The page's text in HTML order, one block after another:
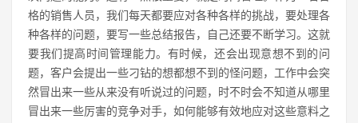
格的销售人员，我们每天都要应对各种各样的挑战，要处理各
种各样的问题，要写一些总结报告，自己还要不断学习。这就
要我们提高时间管理能力。有时候，还会出现意想不到的问
题，客户会提出一些刁钻的想都想不到的怪问题，工作中会突
然冒出来一些从来没有听说过的问题，时不时会不知道从哪里
冒出来一些厉害的竞争对手，如何能够有效地应对这些意料之